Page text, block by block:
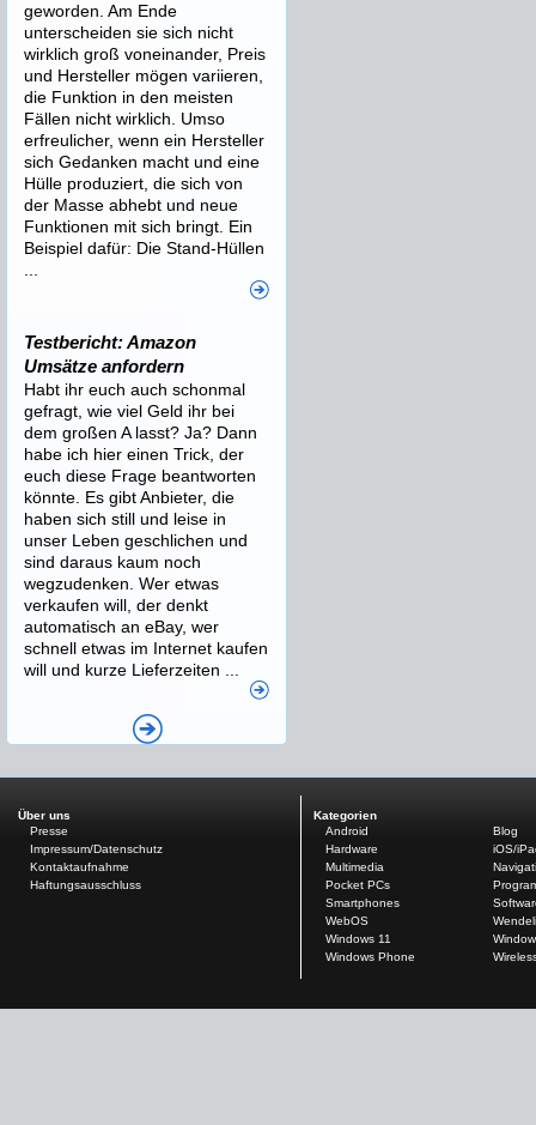
geworden. Am Ende
unterscheiden sie sich nicht
wirklich groß voneinander, Preis
und Hersteller mögen variieren,
die Funktion in den meisten
Fällen nicht wirklich. Umso
erfreulicher, wenn ein Hersteller
sich Gedanken macht und eine
Hülle produziert, die sich von
der Masse abhebt und neue
Funktionen mit sich bringt. Ein
Beispiel dafür: Die Stand-Hüllen
Testbericht: Amazon
Umsätze anfordern
Habt ihr euch auch schonmal
gefragt, wie viel Geld ihr bei
dem großen A lasst? Ja? Dann
habe ich hier einen Trick, der
euch diese Frage beantworten
könnte. Es gibt Anbieter, die
haben sich still und leise in
unser Leben geschlichen und
sind daraus kaum noch
wegzudenken. Wer etwas
verkaufen will, der denkt
automatisch an eBay, wer
schnell etwas im Internet kaufen
will und kurze Lieferzeiten ...
Über uns
Presse
Impressum/Datenschutz
Kontaktaufnahme
Haftungsausschluss
Kategorien
Android
Blog
Hardware
iOS/
Multimedia
Pocket PCs
Smartphones
WebOS
Windows 11
Windows Phone